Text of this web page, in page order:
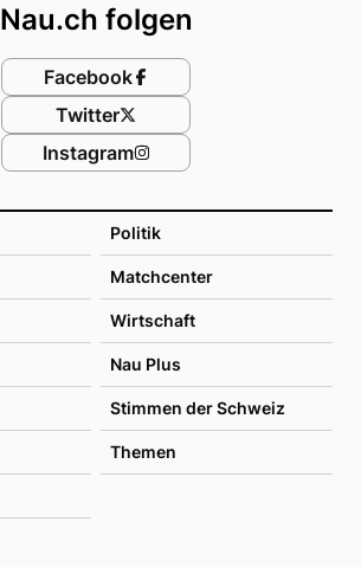
Politik
Matchcenter
Wirtschaft
Nau Plus
Stimmen der Schweiz
Themen
Nau.ch folgen
Facebook
Twitter
Instagram